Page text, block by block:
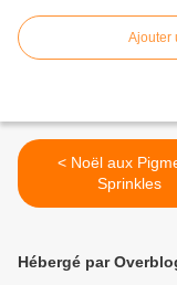
Ajouter
< Noël aux Pigments
Sprinkles
Hébergé par